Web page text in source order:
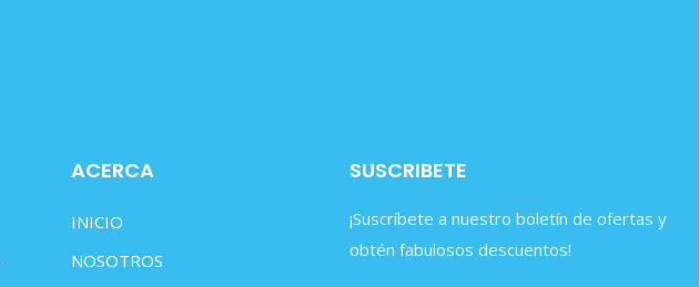
ACERCA
INICIO
NOSOTROS
SUSCRIBETE
¡Suscríbete a nuestro boletín de ofertas y
obtén fabulosos descuentos!